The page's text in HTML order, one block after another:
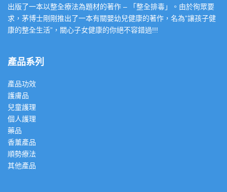
出版了一本以整全療法為題材的著作 – 「整全排毒」。由於徇眾要
求，茅博士剛剛推出了一本有關嬰幼兒健康的著作，名為”讓孩子健
康的整全生活”，關心子女健康的你絕不容錯過!!!
產品系列
產品功效
護膚品
兒童護理
個人護理
藥品
香薰產品
順勢療法
其他產品